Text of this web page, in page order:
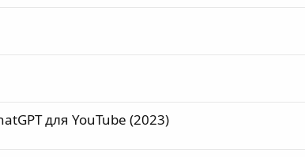
для YouTube (2023)